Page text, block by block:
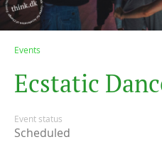
Events
Ecstatic Danc
Event status
Scheduled